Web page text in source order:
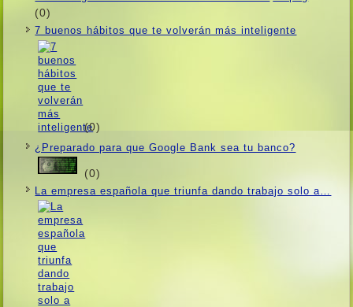
(0)
7 buenos hábitos que te volverán más inteligente
(0)
¿Preparado para que Google Bank sea tu banco?
(0)
La empresa española que triunfa dando trabajo solo a…